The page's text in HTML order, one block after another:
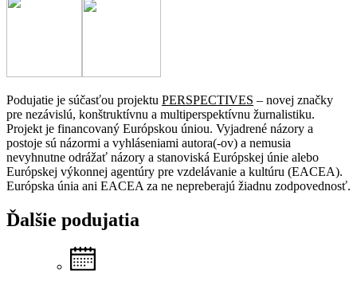
Podujatie je súčasťou projektu PERSPECTIVES – novej značky
pre nezávislú, konštruktívnu a multiperspektívnu žurnalistiku.
Projekt je financovaný Európskou úniou. Vyjadrené názory a
postoje sú názormi a vyhláseniami autora(-ov) a nemusia
nevyhnutne odrážať názory a stanoviská Európskej únie alebo
Európskej výkonnej agentúry pre vzdelávanie a kultúru (EACEA).
Európska únia ani EACEA za ne nepreberajú žiadnu zodpovednosť.
Ďalšie podujatia